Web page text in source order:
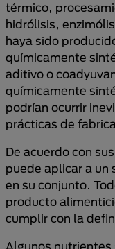
térmico,
hidrólisis,
haya sido
químicamente
aditivo o
químicamente
podrían ocurrir
prácticas de
De acuerdo con
puede aplicar a un
en su conjunto.
producto
cumplir con la
Algunos nutrientes